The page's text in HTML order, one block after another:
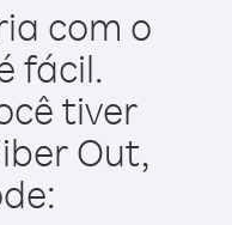
com o
fácil.
tiver
Out,